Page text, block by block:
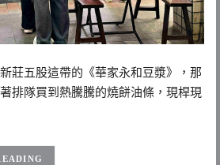
莊五股這帶的《華家永和豆漿》，那
排隊買到熱騰騰的燒餅油條，現桿現